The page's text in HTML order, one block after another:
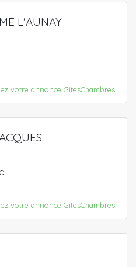
L'AUNAY
votre annonce GitesChambres
votre annonce GitesChambres